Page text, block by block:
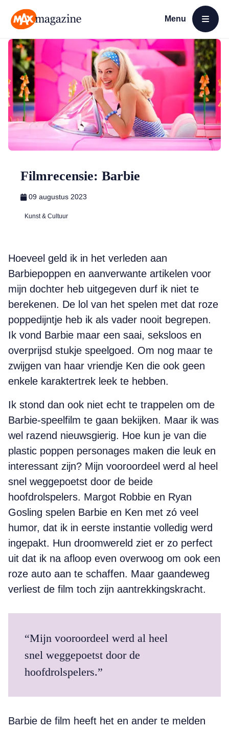
Menu
Open menu
Filmrecensie: Barbie
09 augustus 2023
Kunst & Cultuur
Hoeveel geld ik in het verleden aan
Barbiepoppen en aanverwante artikelen voor
mijn dochter heb uitgegeven durf ik niet te
berekenen. De lol van het spelen met dat roze
poppedijntje heb ik als vader nooit begrepen.
Ik vond Barbie maar een saai, seksloos en
overprijsd stukje speelgoed. Om nog maar te
zwijgen van haar vriendje Ken die ook geen
enkele karaktertrek leek te hebben.
Ik stond dan ook niet echt te trappelen om de
Barbie-speelfilm te gaan bekijken. Maar ik was
wel razend nieuwsgierig. Hoe kun je van die
plastic poppen personages maken die leuk en
interessant zijn? Mijn vooroordeel werd al heel
snel weggepoetst door de beide
hoofdrolspelers. Margot Robbie en Ryan
Gosling spelen Barbie en Ken met zó veel
humor, dat ik in eerste instantie volledig werd
ingepakt. Hun droomwereld ziet er zo perfect
uit dat ik na afloop even overwoog om ook een
roze auto aan te schaffen. Maar gaandeweg
verliest de film toch zijn aantrekkingskracht.
“Mijn vooroordeel werd al heel
snel weggepoetst door de
hoofdrolspelers.”
Barbie de film heeft het en ander te melden